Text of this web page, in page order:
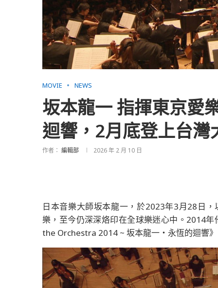
MOVIE NEWS
坂本龍一 指揮東京愛
迴響，2月底登上台灣
作者： 編輯部 2026 年 2 月 10 日
日本音樂大師坂本龍一，於2023年3月28日
樂，至今仍深深烙印在全球樂迷心中。2014
the Orchestra 2014 ~ 坂本龍一・永恆的迴響